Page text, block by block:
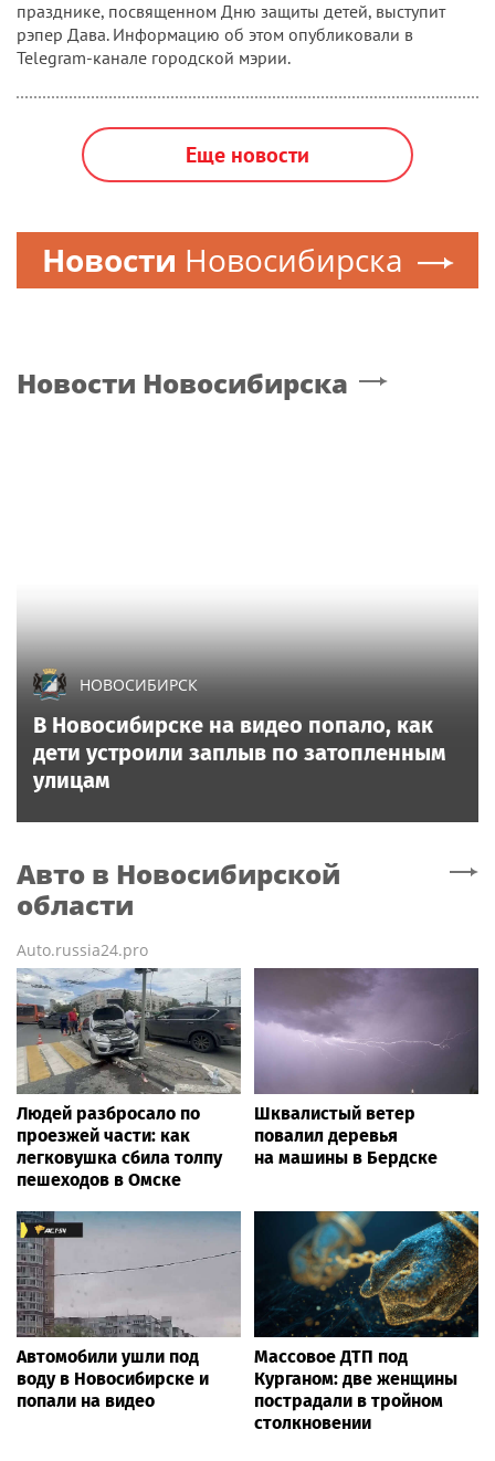
празднике, посвященном Дню защиты детей, выступит
рэпер Дава. Информацию об этом опубликовали в
Telegram-канале городской мэрии.
Еще новости
Новости Новосибирска
Новости Новосибирска
НОВОСИБИРСК
В Новосибирске на видео попало, как
дети устроили заплыв по затопленным
улицам
Авто в Новосибирской
области
Auto.russia24.pro
Людей разбросало по
проезжей части: как
легковушка сбила толпу
пешеходов в Омске
Шквалистый ветер
повалил деревья
на машины в Бердске
Автомобили ушли под
воду в Новосибирске и
попали на видео
Массовое ДТП под
Курганом: две женщины
пострадали в тройном
столкновении